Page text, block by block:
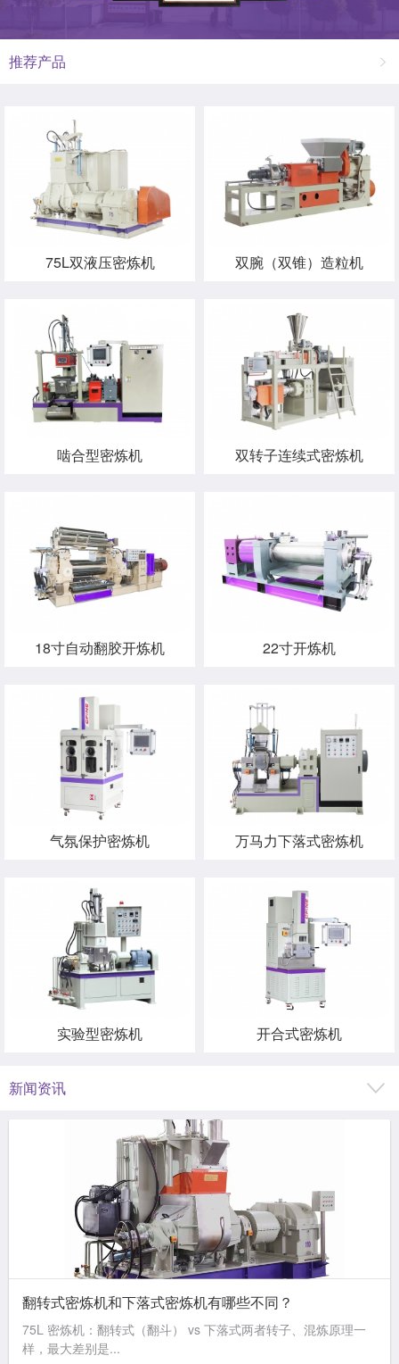
推荐产品
75L双液压密炼机 双腕（双锥）造粒机
啮合型密炼机 双转子连续式密炼机
18寸自动翻胶开炼机 22寸开炼机
气氛保护密炼机 万马力下落式密炼机
实验型密炼机 开合式密炼机
新闻资讯
翻转式密炼机和下落式密炼机有哪些不同？
75L 密炼机：翻转式（翻斗） vs 下落式两者转子、混炼原理一
样，最大差别是...